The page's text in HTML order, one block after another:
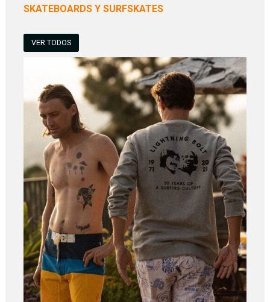
SKATEBOARDS Y SURFSKATES
VER TODOS